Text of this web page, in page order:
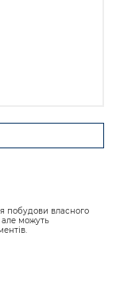
побудови власного
але можуть